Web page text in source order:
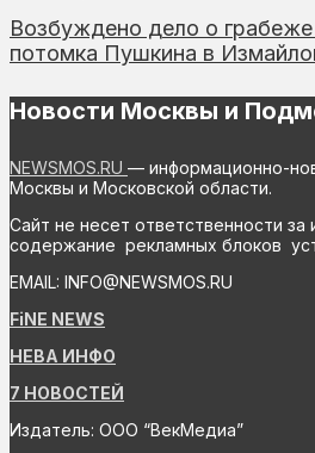
Возбуждено дело о грабеже
потомка Пушкина в
Новости Москвы и
NEWSMOS.RU — информационно-
Москвы и Московской области.
Сайт не несет ответственности
содержание рекламных блоков
EMAIL: INFO@NEWSMOS.RU
FiNE NEWS
НЕВА ИНФО
7 НОВОСТЕЙ
Издатель: ООО “ВекМедиа”